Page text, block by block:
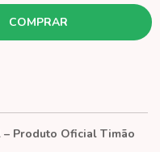
– Produto Oficial Timão